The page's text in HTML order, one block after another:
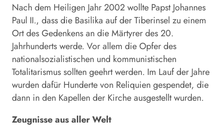
Nach dem Heiligen Jahr 2002 wollte Papst Johannes
Paul II., dass die Basilika auf der Tiberinsel zu einem
Ort des Gedenkens an die Märtyrer des 20.
Jahrhunderts werde. Vor allem die Opfer des
nationalsozialistischen und kommunistischen
Totalitarismus sollten geehrt werden. Im Lauf der Jahre
wurden dafür Hunderte von Reliquien gespendet, die
dann in den Kapellen der Kirche ausgestellt wurden.
Zeugnisse aus aller Welt